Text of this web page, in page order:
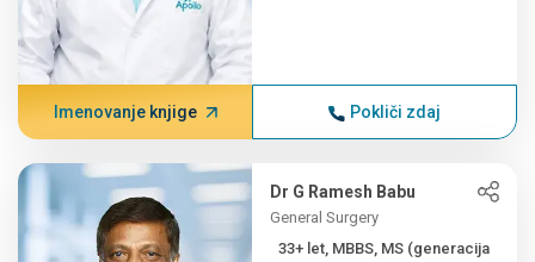
Imenovanje knjige Pokliči zdaj
Dr G Ramesh Babu
General Surgery
33+ let, MBBS, MS (generacija